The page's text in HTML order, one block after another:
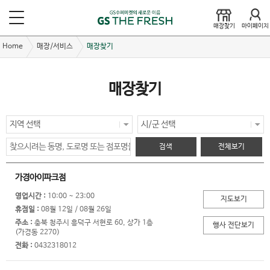
매장찾기 마이페이지
Home 매장/서비스 매장찾기
매장찾기
가경아이파크점
영업시간 : 10:00 ~ 23:00
휴점일 : 08월 12일 / 08월 26일
주소 : 충북 청주시 흥덕구 서현로 60, 상가 1층
(가경동 2270)
전화 : 0432318012
지도보기